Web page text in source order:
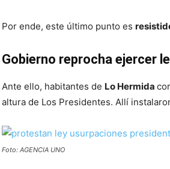
Por ende, este último punto es
Gobierno reprocha ejercer
Ante ello, habitantes de Lo Hermida
altura de Los Presidentes. Allí
Foto: AGENCIA UNO